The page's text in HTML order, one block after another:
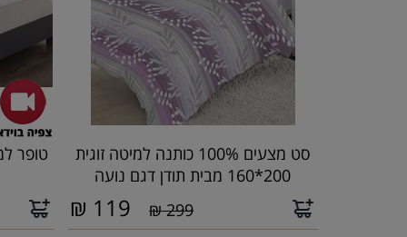
סט מצעים 100% כותנה למיטה זוגית
200*160 מבית תודן דגם נועה
299 ₪
119
₪
טופר